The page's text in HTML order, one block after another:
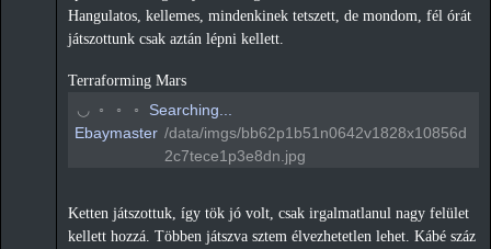
Hangulatos, kellemes, mindenkinek tetszett, de mondom, fél órát
játszottunk csak aztán lépni kellett.
Terraforming Mars
◠ ◦ ◦ ◦
Searching...
Ebaymaster /data/imgs/bb62p1b51n0642v1828x10856d
2c7tece1p3e8dn.jpg
Ketten játszottuk, így tök jó volt, csak irgalmatlanul nagy felület
kellett hozzá. Többen játszva sztem élvezhetetlen lehet. Kábé száz